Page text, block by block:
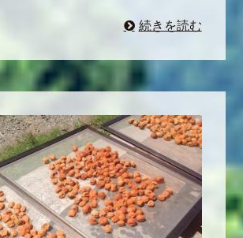
続きを読む